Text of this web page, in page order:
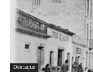
Destaque